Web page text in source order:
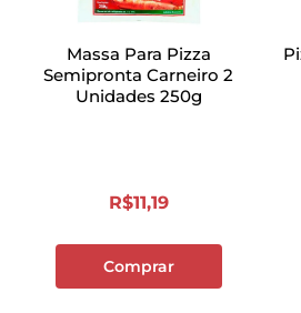
Massa Para Pizza
Semipronta Carneiro 2
Unidades 250g
R$11,19
Comprar